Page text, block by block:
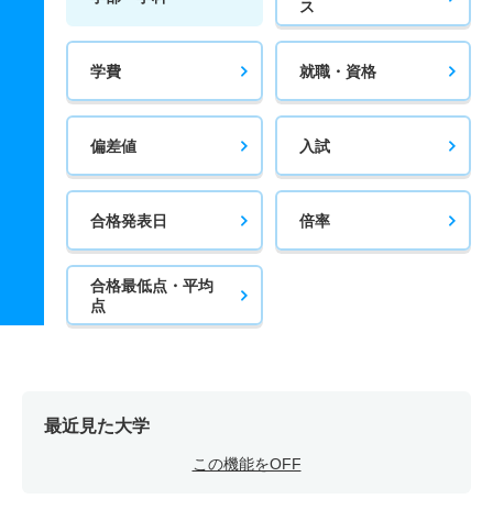
ス
学費 就職・資格
偏差値 入試
合格発表日 倍率
合格最低点・平均
点
最近見た大学
この機能をOFF